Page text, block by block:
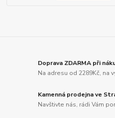
Doprava ZDARMA při
Na adresu od 2289Kč, na
Kamenná prodejna ve
Navštivte nás, rádi Vám